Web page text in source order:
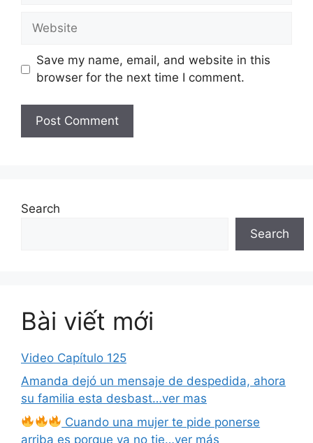
Website
Save my name, email, and website in this
browser for the next time I comment.
Search
Search
Bài viết mới
Video Capítulo 125
Amanda dejó un mensaje de despedida, ahora
su familia esta desbast…ver mas
Cuando una mujer te pide ponerse
arriba es porque ya no tie…ver más